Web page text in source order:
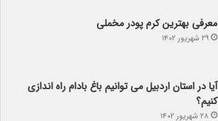
آیا در استان اردبیل می توانیم باغ بادام راه اندازی
کنیم؟
بهترین مارک دریل چکشی بازار + راهنمای خرید و
معرفی قابلیت ها
۱۴ شهریور ۱۴۰۲